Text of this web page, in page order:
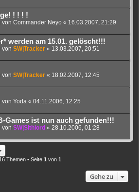
! ! ! !
von Commander Neyo « 16.03.2007, 21:29
werden am 15.01. gelöscht!!!
von SW|Tracker « 13.03.2007, 20:51
von SW|Tracker « 18.02.2007, 12:45
von Yoda « 04.11.2006, 12:25
Games ist nun auch gefunden!!!
von SW|Sithlord « 28.10.2006, 01:28
16 Themen • Seite 1 von 1
Gehe zu